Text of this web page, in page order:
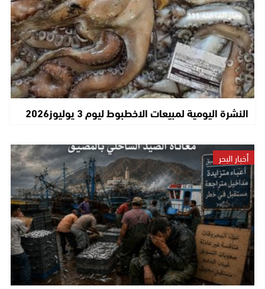
النشرة اليومية لمبيعات الاخطبوط ليوم 3 يوليوز2026
أخبار البحر